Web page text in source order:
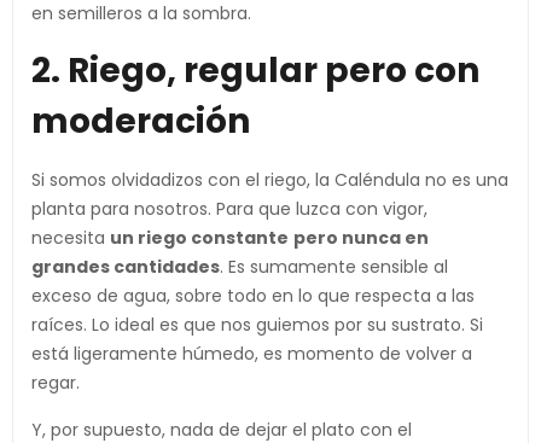
en semilleros a la sombra.
2. Riego, regular pero con
moderación
Si somos olvidadizos con el riego, la Caléndula no es una
planta para nosotros. Para que luzca con vigor,
necesita un riego constante pero nunca en
grandes cantidades. Es sumamente sensible al
exceso de agua, sobre todo en lo que respecta a las
raíces. Lo ideal es que nos guiemos por su sustrato. Si
está ligeramente húmedo, es momento de volver a
regar.
Y, por supuesto, nada de dejar el plato con el